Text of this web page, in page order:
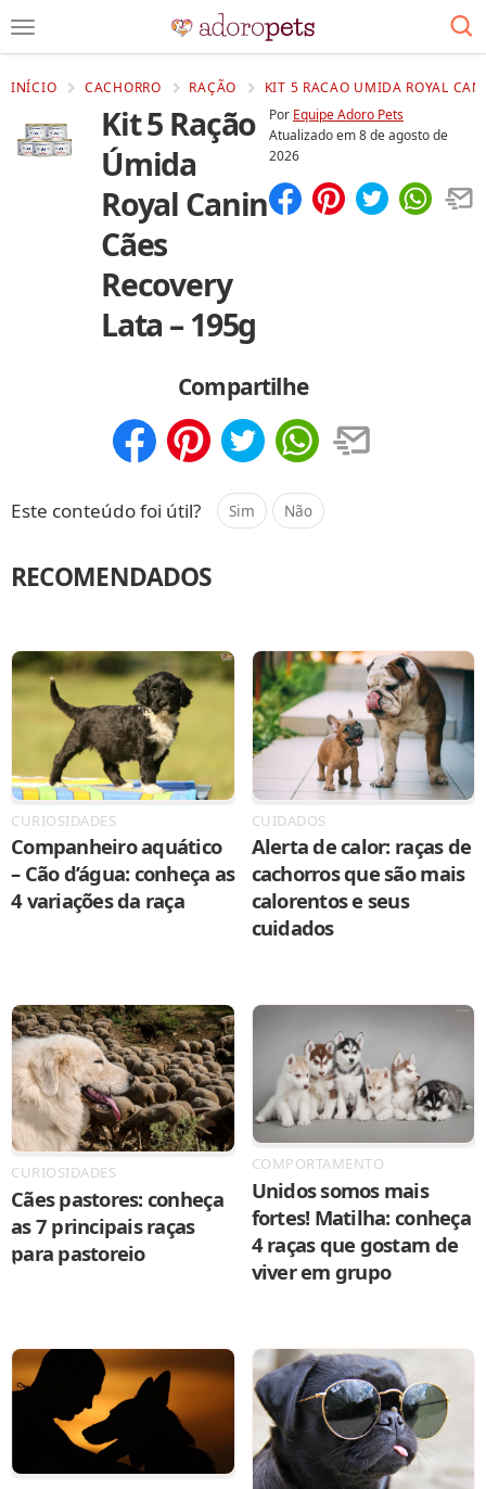
INÍCIO CACHORRO RAÇÃO KIT 5 RACAO UMIDA ROYAL
Kit 5 Ração
Úmida
Royal Canin
Cães
Recovery
Lata – 195g
Por Equipe Adoro Pets
Atualizado em8 de agosto de
2026
Compartilhe
Este conteúdo foi útil? Sim Não
RECOMENDADOS
CURIOSIDADES
Companheiro aquático
– Cão d’água: conheça as
4 variações da raça
CUIDADOS
Alerta de calor: raças de
cachorros que são mais
calorentos e seus
cuidados
CURIOSIDADES
Cães pastores: conheça
as 7 principais raças
para pastoreio
COMPORTAMENTO
Unidos somos mais
fortes! Matilha: conheça
4 raças que gostam de
viver em grupo